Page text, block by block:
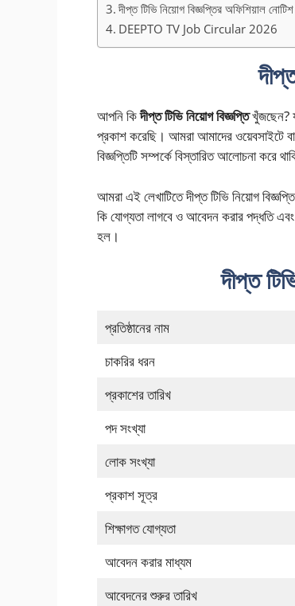
দীপ্ত টিভি নিয়োগ বিজ্ঞপ্তির অফিশিয়াল নোটিশ
DEEPTO TV Job Circular 2026
আপনি কিদীপ্ত টিভি নিয়োগ বিজ্ঞপ্তিখুঁজছেন?
প্রকাশ করেছি। আমরা আমাদের ওয়েবসাইটে
বিজ্ঞপ্তিটি সম্পর্কে বিস্তারিত আলোচনা করে
আমরা এই লেখাটিতে দীপ্ত টিভি নিয়োগ
কি যোগ্যতা লাগবে ও আবেদন করার পদ্ধতি
হল।
দীপ্ত
প্রতিষ্ঠানের নাম
চাকরির ধরন
প্রকাশের তারিখ
পদ সংখ্যা
লোক সংখ্যা
প্রকাশ সূত্র
শিক্ষাগত যোগ্যতা
আবেদন করার মাধ্যম
আবেদনের শুরুর তারিখ